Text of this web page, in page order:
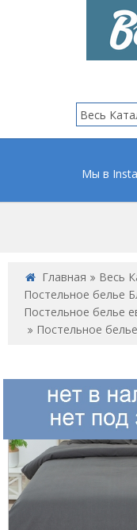
Мы в
Главная
Весь
Постельное белье
Постельное белье
Постельное